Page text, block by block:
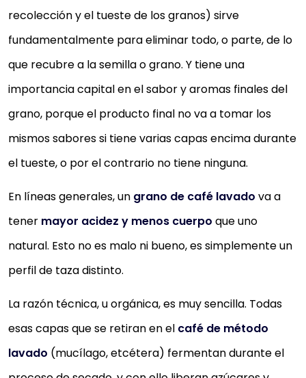
recolección y el tueste de los granos) sirve
fundamentalmente para eliminar todo, o parte, de lo
que recubre a la semilla o grano. Y tiene una
importancia capital en el sabor y aromas finales del
grano, porque el producto final no va a tomar los
mismos sabores si tiene varias capas encima durante
el tueste, o por el contrario no tiene ninguna.
En líneas generales, un grano de café lavado va a
tener mayor acidez y menos cuerpo que uno
natural. Esto no es malo ni bueno, es simplemente un
perfil de taza distinto.
La razón técnica, u orgánica, es muy sencilla. Todas
esas capas que se retiran en el café de método
lavado (mucílago, etcétera) fermentan durante el